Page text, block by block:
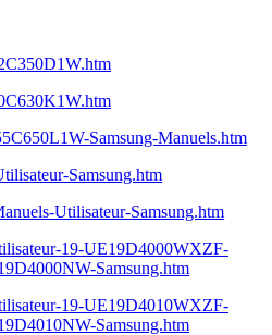
Samsung-Manuels.htm
Samsung.htm
Utilisateur-Samsung.htm
19-UE19D4000WXZF-
Samsung.htm
19-UE19D4010WXZF-
Samsung.htm